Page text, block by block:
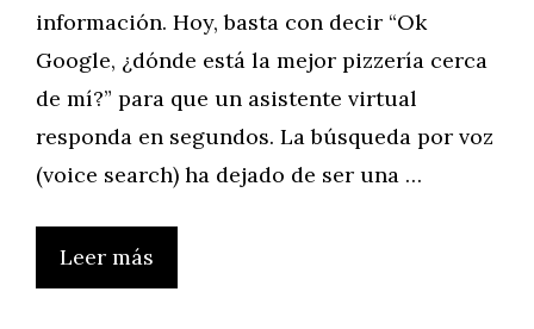
información. Hoy, basta con decir “Ok
Google, ¿dónde está la mejor pizzería cerca
de mí?” para que un asistente virtual
responda en segundos. La búsqueda por voz
(voice search) ha dejado de ser una …
Leer más